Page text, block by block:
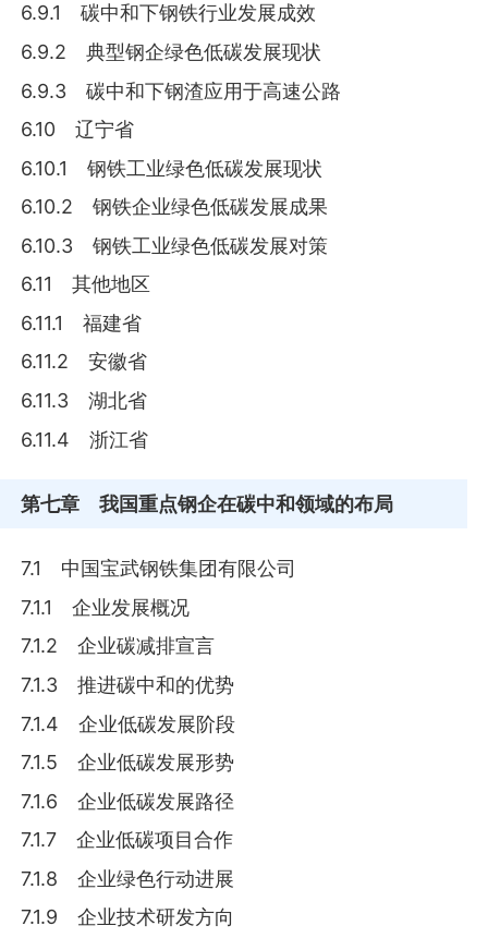
6.9.1 碳中和下钢铁行业发展成效
6.9.2 典型钢企绿色低碳发展现状
6.9.3 碳中和下钢渣应用于高速公路
6.10 辽宁省
6.10.1 钢铁工业绿色低碳发展现状
6.10.2 钢铁企业绿色低碳发展成果
6.10.3 钢铁工业绿色低碳发展对策
6.11 其他地区
6.11.1 福建省
6.11.2 安徽省
6.11.3 湖北省
6.11.4 浙江省
第七章 我国重点钢企在碳中和领域的布局
7.1 中国宝武钢铁集团有限公司
7.1.1 企业发展概况
7.1.2 企业碳减排宣言
7.1.3 推进碳中和的优势
7.1.4 企业低碳发展阶段
7.1.5 企业低碳发展形势
7.1.6 企业低碳发展路径
7.1.7 企业低碳项目合作
7.1.8 企业绿色行动进展
7.1.9 企业技术研发方向